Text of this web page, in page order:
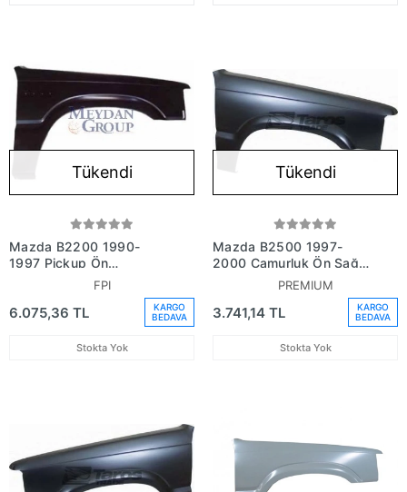
Tükendi
Mazda B2200 1990-
1997 Pickup Ön
Çamurluk Sağ (Yazı
Delikli) (Fpı) (Oem No:
Ub40-52-111E)
FPI
6.075,36 TL
KARGO
BEDAVA
Stokta Yok
Tükendi
Mazda B2500 1997-
2000 Çamurluk Ön Sağ
(Oem No:Ug9552111)
PREMIUM
3.741,14 TL
KARGO
BEDAVA
Stokta Yok